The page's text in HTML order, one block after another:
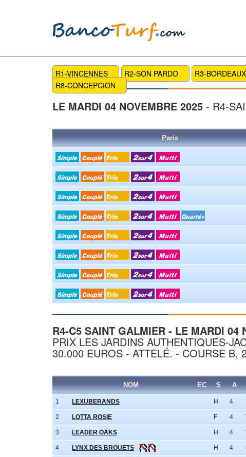
R1-VINCENNES R2-SON PARDO R3-
R8-CONCEPCION
LE MARDI 04 NOVEMBRE 2025 - R4-
Paris
R4-C5 SAINT GALMIER - LE MARDI 04
PRIX LES JARDINS AUTHENTIQUES-
30.000 EUROS - ATTELÉ. - COURSE B,
NOM EC S A
1 LEXUBERANDS H 4
2 LOTTA ROSIE F 4
3 LEADER OAKS H 4
4 LYNX DES BROUETS H 4